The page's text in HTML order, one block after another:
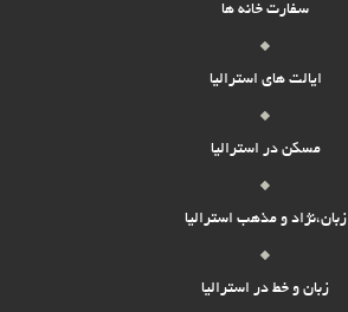
سفارت خانه ها
ایالت های استرالیا
مسکن در استرالیا
زبان،نژاد و مذهب استرالیا
زبان و خط در استرالیا